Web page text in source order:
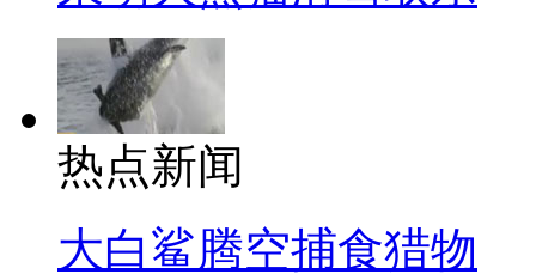
热点新闻
大白鲨腾空捕食猎物